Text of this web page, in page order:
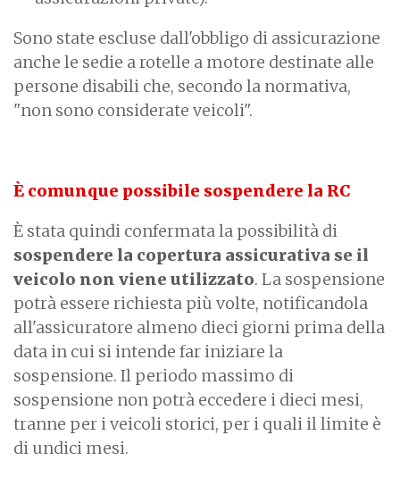
Sono state escluse dall'obbligo di assicurazione
anche le sedie a rotelle a motore destinate alle
persone disabili che, secondo la normativa,
"non sono considerate veicoli".
È comunque possibile sospendere la RC
È stata quindi confermata la possibilità di
sospendere la copertura assicurativa se il
veicolo non viene utilizzato. La sospensione
potrà essere richiesta più volte, notificandola
all'assicuratore almeno dieci giorni prima della
data in cui si intende far iniziare la
sospensione. Il periodo massimo di
sospensione non potrà eccedere i dieci mesi,
tranne per i veicoli storici, per i quali il limite è
di undici mesi.